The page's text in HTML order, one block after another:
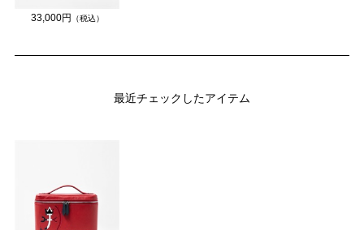
33,000円 （税込）
最近チェックしたアイテム